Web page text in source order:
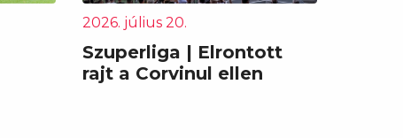
2026. július 20.
Szuperliga | Elrontott
rajt a Corvinul ellen